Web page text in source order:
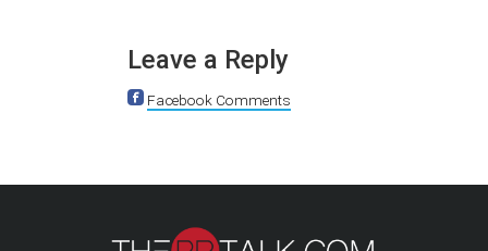
Leave a Reply
Facebook Comments